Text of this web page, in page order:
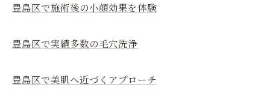
豊島区で施術後の小顔効果を体験
豊島区で実績多数の毛穴洗浄
豊島区で美肌へ近づくアプローチ